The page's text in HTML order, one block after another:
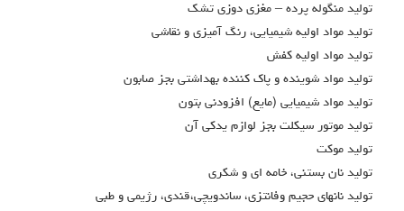
توليد منگوله پرده – مغزي دوزي تشك
توليد مواد اوليه شيميايي، رنگ آميزي و نقاشي
توليد مواد اوليه كفش
توليد مواد شوينده و پاك كننده بهداشتي بجز صابون
توليد مواد شيميايي (مايع) افزودني بتون
توليد موتور سيكلت بجز لوازم يدكي آن
توليد موكت
توليد نان بستني، خامه اي و شكري
توليد نانهاي حجيم وفانتزي، ساندويچي،قندي، رژيمي و طبي